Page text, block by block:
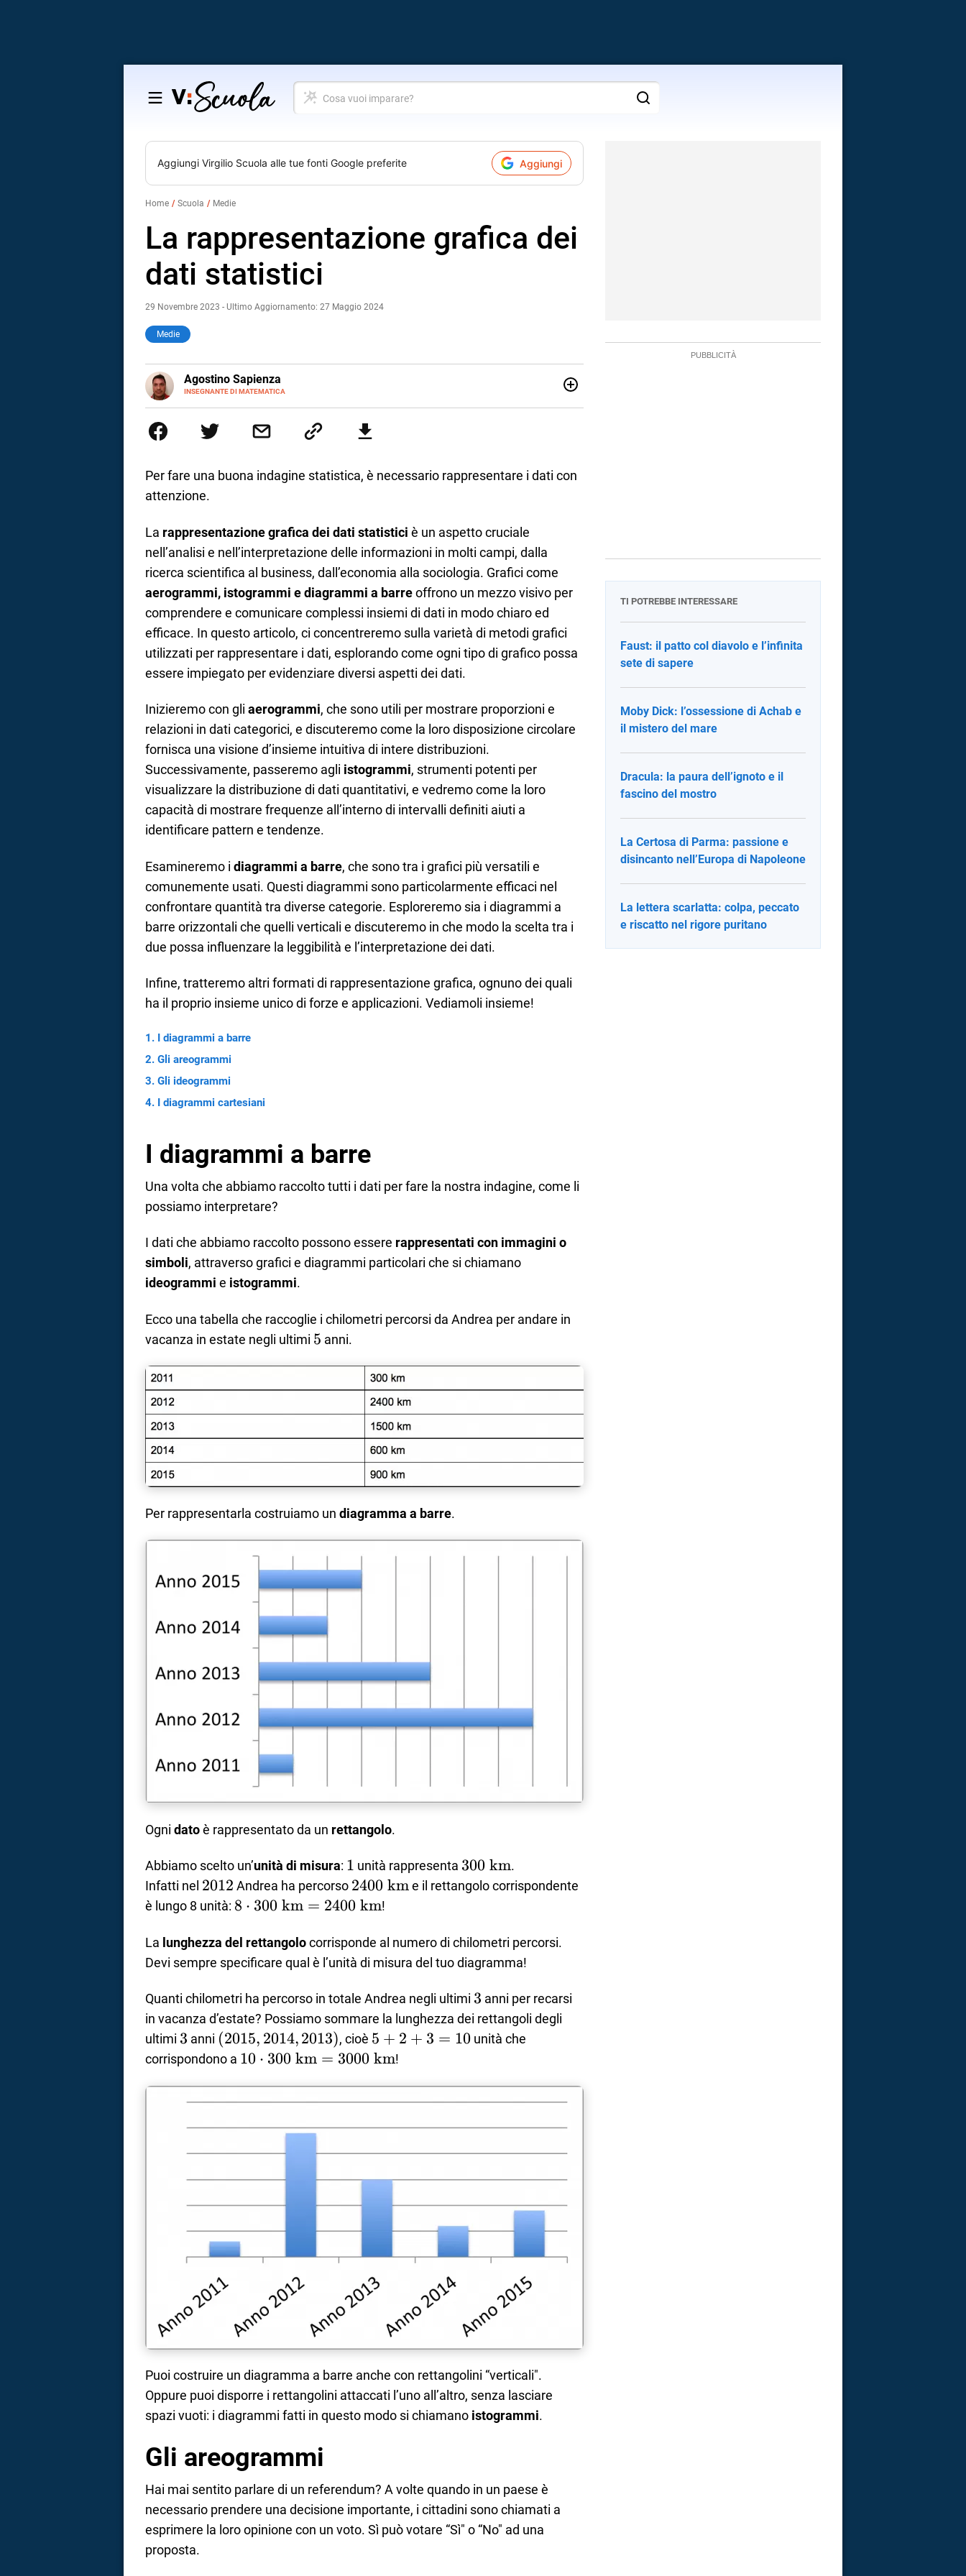
Salta
contenuto
Cosa
vuoi
Aggiungi Virgilio Scuola alle tue fonti Google preferite Aggiungi
Home Scuola Medie
La rappresentazione grafica dei
dati statistici
29 Novembre 2023 - Ultimo Aggiornamento: 27 Maggio 2024
Medie
Agostino Sapienza
INSEGNANTE DI MATEMATICA
E-
MAIL
LINKEDIN
Internazionali a Messina e in Economia Internazionale a Padova. Dopo un pò di anni negli
studi commercialisti sono stato chiamato per una supplenza covid nella classe di
di ruolo nel 2023
Per fare una buona indagine statistica, è necessario rappresentare i dati con
attenzione.
La rappresentazione grafica dei dati statistici è un aspetto cruciale
nell’analisi e nell’interpretazione delle informazioni in molti campi, dalla
ricerca scientifica al business, dall’economia alla sociologia. Grafici come
aerogrammi, istogrammi e diagrammi a barreoffrono un mezzo visivo per
comprendere e comunicare complessi insiemi di dati in modo chiaro ed
efficace. In questo articolo, ci concentreremo sulla varietà di metodi grafici
utilizzati per rappresentare i dati, esplorando come ogni tipo di grafico possa
essere impiegato per evidenziare diversi aspetti dei dati.
Inizieremo con gli aerogrammi, che sono utili per mostrare proporzioni e
relazioni in dati categorici, e discuteremo come la loro disposizione circolare
fornisca una visione d’insieme intuitiva di intere distribuzioni.
Successivamente, passeremo agli istogrammi, strumenti potenti per
visualizzare la distribuzione di dati quantitativi, e vedremo come la loro
capacità di mostrare frequenze all’interno di intervalli definiti aiuti a
identificare pattern e tendenze.
Esamineremo i diagrammi a barre, che sono tra i grafici più versatili e
comunemente usati. Questi diagrammi sono particolarmente efficaci nel
confrontare quantità tra diverse categorie. Esploreremo sia i diagrammi a
barre orizzontali che quelli verticali e discuteremo in che modo la scelta tra i
due possa influenzare la leggibilità e l’interpretazione dei dati.
Infine, tratteremo altri formati di rappresentazione grafica, ognuno dei quali
ha il proprio insieme unico di forze e applicazioni. Vediamoli insieme!
I diagrammi a barre
Gli areogrammi
Gli ideogrammi
I diagrammi cartesiani
I diagrammi a barre
Una volta che abbiamo raccolto tutti i dati per fare la nostra indagine, come li
possiamo interpretare?
I dati che abbiamo raccolto possono essere rappresentati con immagini o
simboli, attraverso grafici e diagrammi particolari che si chiamano
ideogrammi e istogrammi.
Ecco una tabella che raccoglie i chilometri percorsi da Andrea per andare in
vacanza in estate negli ultimi 5
5 anni.
Per rappresentarla costruiamo un diagramma a barre.
Ogni datoè rappresentato da un rettangolo.
Abbiamo scelto un’unità di misura: 1
1 unità rappresenta 300\text{
km}
300 km.
Infatti nel 2012
2012 Andrea ha percorso 2400\text{
km}
2400 kme il rettangolo corrispondente
è lungo 8 unità: 8\cdot300\text{
km}
8 ⋅ 300km = 2400km!
La lunghezza del rettangolocorrisponde al numero di chilometri percorsi.
Devi sempre specificare qual è l’unità di misura del tuo diagramma!
Quanti chilometri ha percorso in totale Andrea negli ultimi 3
3 anni per recarsi
in vacanza d’estate? Possiamo sommare la lunghezza dei rettangoli degli
ultimi 3
3 anni (2015,
2014,
(2015, 2014,2013), cioè 5+2+3=10
5 + 2 + 3 = 10unità che
corrispondono a 10\cdot300\text{
10 ⋅ 300km = 3000km!
Puoi costruire un diagramma a barre anche con rettangolini “verticali".
Oppure puoi disporre i rettangolini attaccati l’uno all’altro, senza lasciare
spazi vuoti: i diagrammi fatti in questo modo si chiamano istogrammi.
Gli areogrammi
Hai mai sentito parlare di un referendum? A volte quando in un paese è
necessario prendere una decisione importante, i cittadini sono chiamati a
esprimere la loro opinione con un voto. Sì può votare “Sì" o “No" ad una
proposta.
TI POTREBBE INTERESSARE
Faust: il patto col diavolo e l’infinita
sete di sapere
Moby Dick: l’ossessione di Achab e
il mistero del mare
Dracula: la paura dell’ignoto e il
fascino del mostro
La Certosa di Parma: passione e
disincanto nell’Europa di Napoleone
La lettera scarlatta: colpa, peccato
e riscatto nel rigore puritano